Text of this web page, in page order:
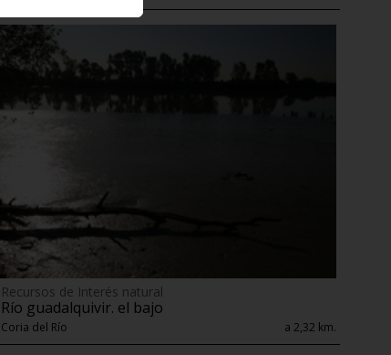
Recursos de Interés natural
Río guadalquivir. el bajo
Coria del Río a 2,32 km.